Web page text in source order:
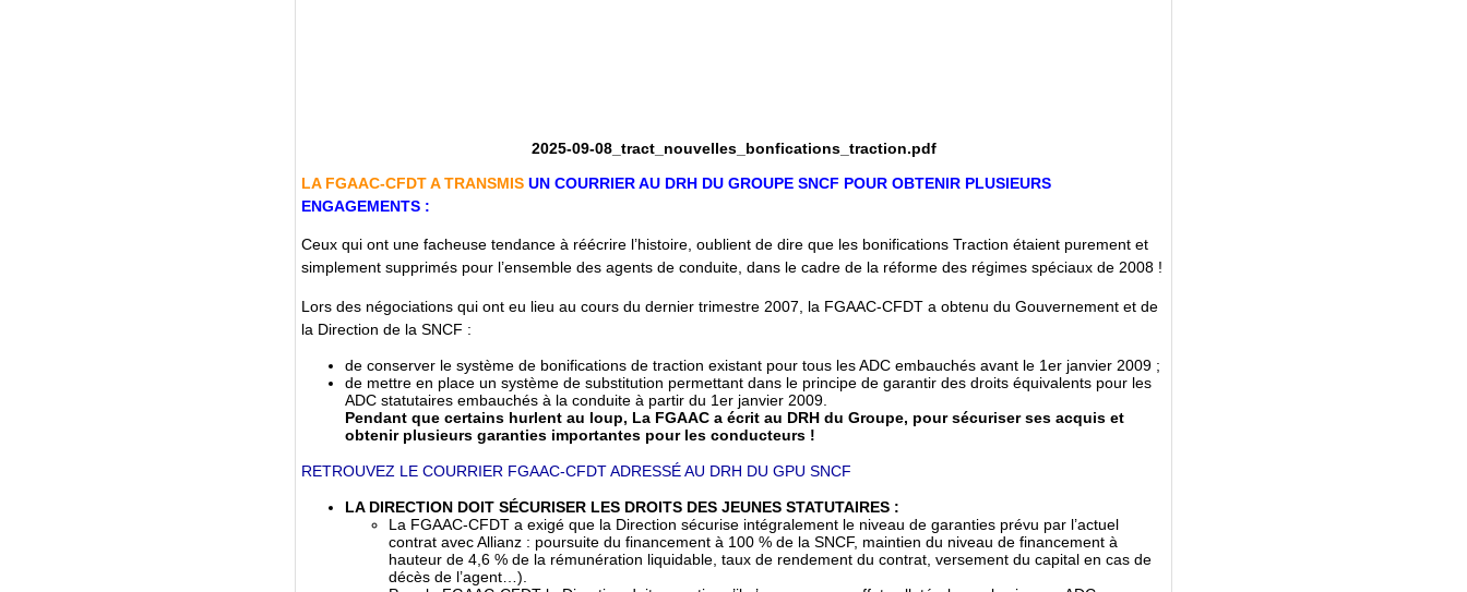
2025-09-08_tract_nouvelles_bonfications_traction.pdf
LA FGAAC-CFDT A TRANSMIS UN COURRIER AU DRH DU GROUPE SNCF POUR OBTENIR PLUSIEURS
ENGAGEMENTS :
Ceux qui ont une facheuse tendance à réécrire l’histoire, oublient de dire que les bonifications Traction étaient purement et
simplement supprimés pour l’ensemble des agents de conduite, dans le cadre de la réforme des régimes spéciaux de 2008 !
Lors des négociations qui ont eu lieu au cours du dernier trimestre 2007, la FGAAC-CFDT a obtenu du Gouvernement et de
la Direction de la SNCF :
de conserver le système de bonifications de traction existant pour tous les ADC embauchés avant le 1er janvier 2009 ;
de mettre en place un système de substitution permettant dans le principe de garantir des droits équivalents pour les
ADC statutaires embauchés à la conduite à partir du 1er janvier 2009.
Pendant que certains hurlent au loup, La FGAAC a écrit au DRH du Groupe, pour sécuriser ses acquis et
obtenir plusieurs garanties importantes pour les conducteurs !
RETROUVEZ LE COURRIER FGAAC-CFDT ADRESSÉ AU DRH DU GPU SNCF
LA DIRECTION DOIT SÉCURISER LES DROITS DES JEUNES STATUTAIRES :
La FGAAC-CFDT a exigé que la Direction sécurise intégralement le niveau de garanties prévu par l’actuel
contrat avec Allianz : poursuite du financement à 100 % de la SNCF, maintien du niveau de financement à
hauteur de 4,6 % de la rémunération liquidable, taux de rendement du contrat, versement du capital en cas de
décès de l’agent…).